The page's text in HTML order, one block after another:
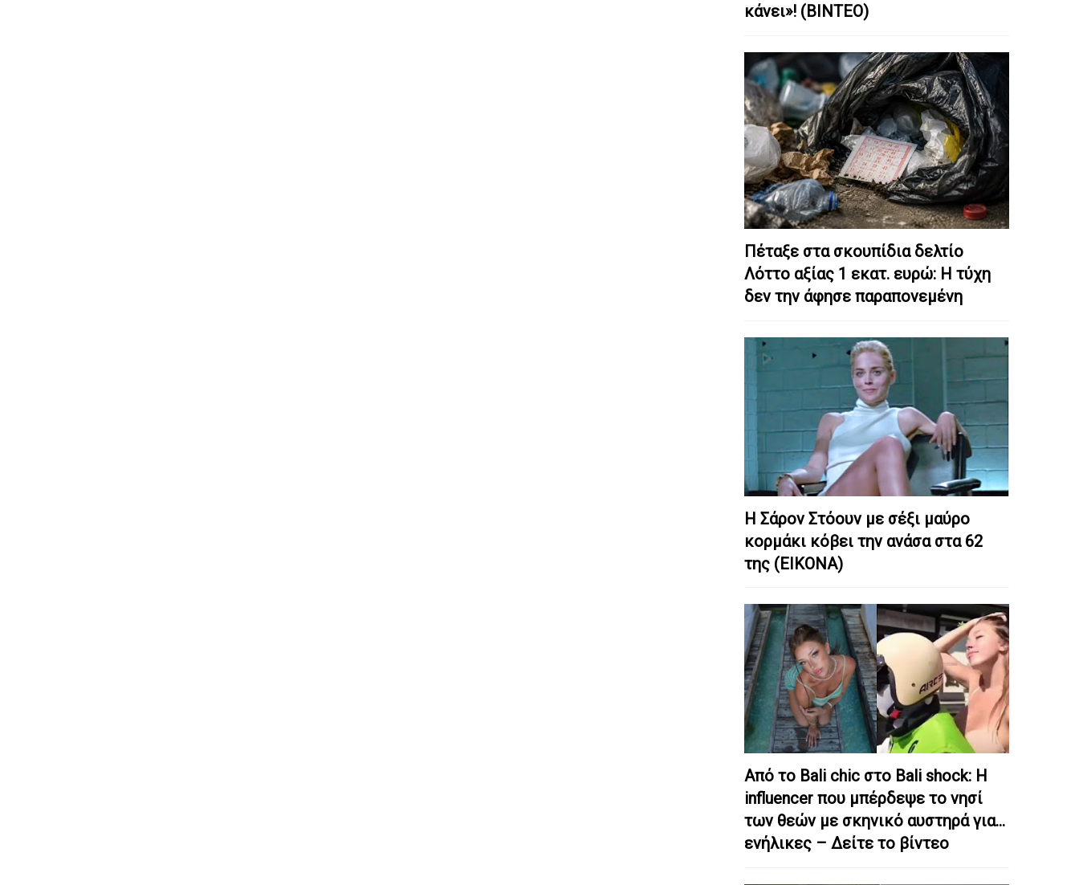
κάνει»! (ΒΙΝΤΕΟ)
Πέταξε στα σκουπίδια δελτίο
Λόττο αξίας 1 εκατ. ευρώ: Η τύχη
δεν την άφησε παραπονεμένη
Η Σάρον Στόουν με σέξι μαύρο
κορμάκι κόβει την ανάσα στα 62
της (ΕΙΚΟΝΑ)
Από το Bali chic στο Bali shock: Η
influencer που μπέρδεψε το νησί
των θεών με σκηνικό αυστηρά για…
ενήλικες – Δείτε το βίντεο